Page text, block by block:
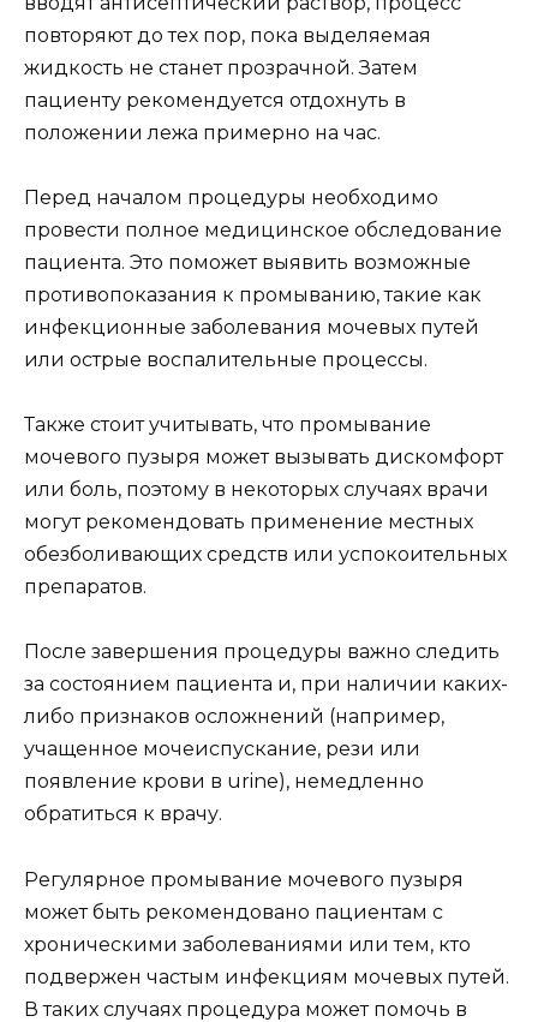
повторяют до тех пор, пока выделяемая
жидкость не станет прозрачной. Затем
пациенту рекомендуется отдохнуть в
положении лежа примерно на час.
Перед началом процедуры необходимо
провести полное медицинское обследование
пациента. Это поможет выявить возможные
противопоказания к промыванию, такие как
инфекционные заболевания мочевых путей
или острые воспалительные процессы.
Также стоит учитывать, что промывание
мочевого пузыря может вызывать дискомфорт
или боль, поэтому в некоторых случаях врачи
могут рекомендовать применение местных
обезболивающих средств или успокоительных
препаратов.
После завершения процедуры важно следить
за состоянием пациента и, при наличии каких-
либо признаков осложнений (например,
учащенное мочеиспускание, рези или
появление крови в urine), немедленно
обратиться к врачу.
Регулярное промывание мочевого пузыря
может быть рекомендовано пациентам с
хроническими заболеваниями или тем, кто
подвержен частым инфекциям мочевых путей.
В таких случаях процедура может помочь в